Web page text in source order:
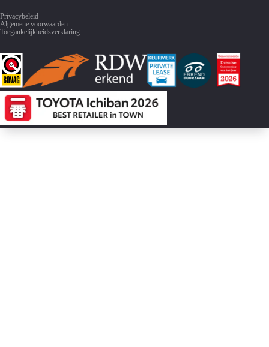
Privacybeleid
Algemene voorwaarden
Toegankelijkheidsverklaring